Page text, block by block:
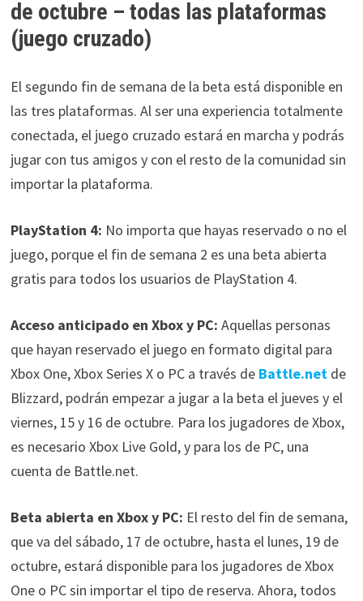
de octubre – todas las plataformas
(juego cruzado)
El segundo fin de semana de la beta está disponible en
las tres plataformas. Al ser una experiencia totalmente
conectada, el juego cruzado estará en marcha y podrás
jugar con tus amigos y con el resto de la comunidad sin
importar la plataforma.
PlayStation 4: No importa que hayas reservado o no el
juego, porque el fin de semana 2 es una beta abierta
gratis para todos los usuarios de PlayStation 4.
Acceso anticipado en Xbox y PC: Aquellas personas
que hayan reservado el juego en formato digital para
Xbox One, Xbox Series X o PC a través de Battle.netde
Blizzard, podrán empezar a jugar a la beta el jueves y el
viernes, 15 y 16 de octubre. Para los jugadores de Xbox,
es necesario Xbox Live Gold, y para los de PC, una
cuenta de Battle.net.
Beta abierta en Xbox y PC: El resto del fin de semana,
que va del sábado, 17 de octubre, hasta el lunes, 19 de
octubre, estará disponible para los jugadores de Xbox
One o PC sin importar el tipo de reserva. Ahora, todos